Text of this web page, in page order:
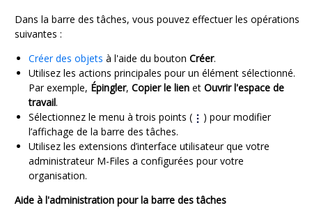
Dans la barre des tâches, vous pouvez effectuer les opérations
suivantes :
Créer des objets à l'aide du bouton Créer.
Utilisez les actions principales pour un élément sélectionné.
Par exemple, Épingler, Copier le lien et Ouvrir l'espace de
travail.
Sélectionnez le menu à trois points (
) pour modifier
l’affichage de la barre des tâches.
Utilisez les extensions d’interface utilisateur que votre
administrateur M-Files a configurées pour votre
organisation.
Aide à l'administration pour la barre des tâches